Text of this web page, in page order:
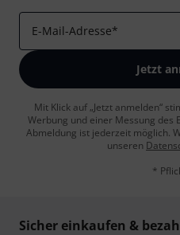
E-Mail-Adresse*
Jetzt
Mit Klick auf „Jetzt anmelden“
Werbung und einer Messung des
Abmeldung ist jederzeit möglich.
unseren
*
Sicher einkaufen &